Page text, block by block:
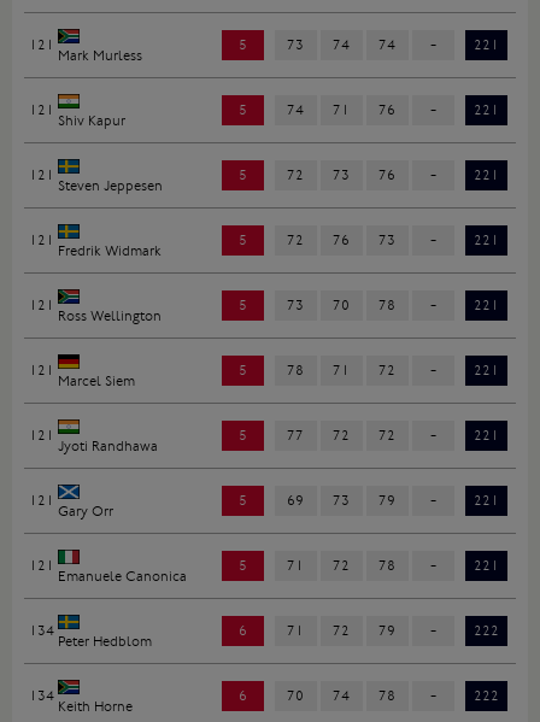
121
Mark Murless
5 73 74 74 - 221
121
Shiv Kapur
5 74 71 76 - 221
121
Steven Jeppesen
5 72 73 76 - 221
121
Fredrik Widmark
5 72 76 73 - 221
121
Ross Wellington
5 73 70 78 - 221
121
Marcel Siem
5 78 71 72 - 221
121
Jyoti Randhawa
5 77 72 72 - 221
121
Gary Orr
5 69 73 79 - 221
121
Emanuele Canonica
5 71 72 78 - 221
134
Peter Hedblom
6 71 72 79 - 222
134
Keith Horne
6 70 74 78 - 222